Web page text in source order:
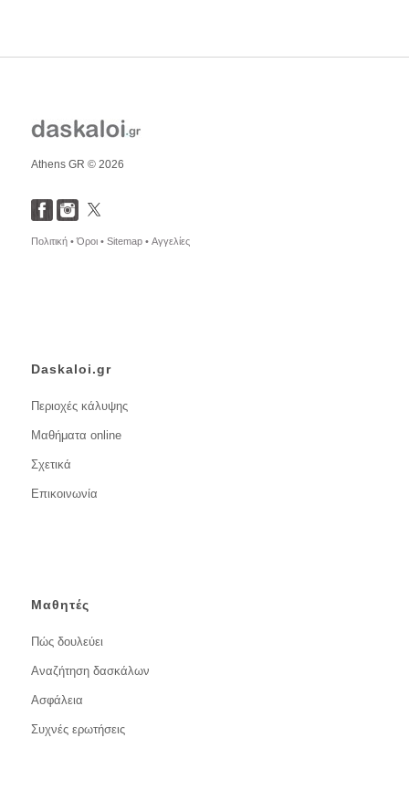
Athens GR © 2026
Πολιτική •Όροι • Sitemap • Αγγελίες
Daskaloi.gr
Περιοχές κάλυψης
Μαθήματα online
Σχετικά
Επικοινωνία
Μαθητές
Πώς δουλεύει
Αναζήτηση δασκάλων
Ασφάλεια
Συχνές ερωτήσεις